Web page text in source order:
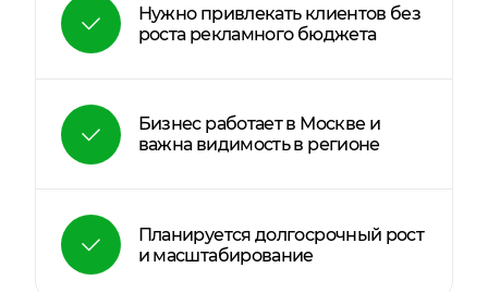
Нужно привлекать клиентов без
роста рекламного бюджета
Бизнес работает в Москве и
важна видимость в регионе
Планируется долгосрочный рост
и масштабирование